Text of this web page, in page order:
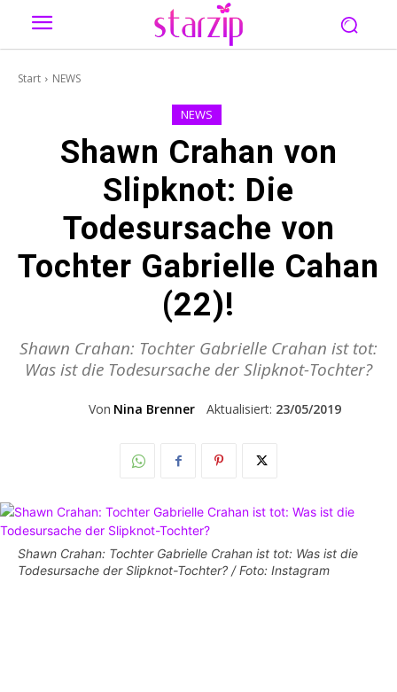
Start NEWS
NEWS
Shawn Crahan von
Slipknot: Die
Todesursache von
Tochter Gabrielle Cahan
(22)!
Shawn Crahan: Tochter Gabrielle Crahan ist tot:
Was ist die Todesursache der Slipknot-Tochter?
Von Nina Brenner Aktualisiert: 23/05/2019
Shawn Crahan: Tochter Gabrielle Crahan ist tot: Was ist die
Todesursache der Slipknot-Tochter? / Foto: Instagram